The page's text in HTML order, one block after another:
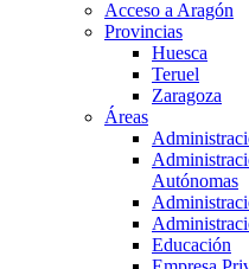
Acceso a Aragón
Provincias
Huesca
Teruel
Zaragoza
Áreas
Autónomas
Educación